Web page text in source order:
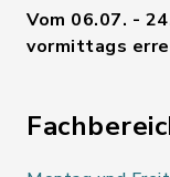
Vom 06.07. -
vormittags